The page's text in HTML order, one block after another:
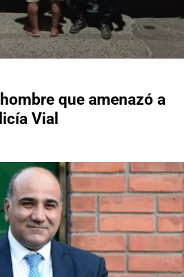
que amenazó a
Vial